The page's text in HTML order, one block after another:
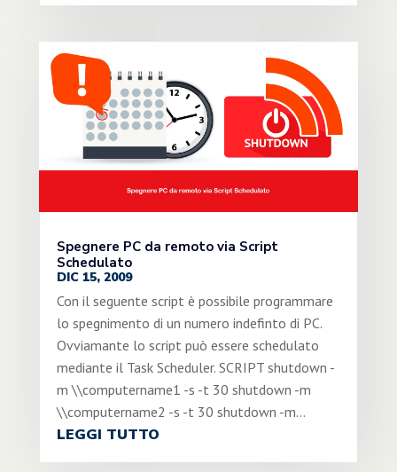
Spegnere PC da remoto via Script
Schedulato
DIC 15, 2009
Con il seguente script è possibile programmare
lo spegnimento di un numero indefinto di PC.
Ovviamante lo script può essere schedulato
mediante il Task Scheduler. SCRIPT shutdown -
m \\computername1 -s -t 30 shutdown -m
\\computername2 -s -t 30 shutdown -m...
LEGGI TUTTO